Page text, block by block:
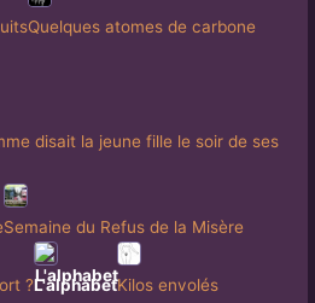
Quelques atomes de carbone
disait la jeune fille le soir de ses
Semaine du Refus de la Misère
?L'alphabetKilos envolés